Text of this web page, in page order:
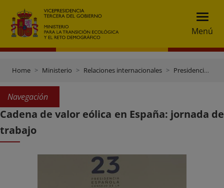
Menú
Home Ministerio Relaciones internacionales Presidencia española del Consejo de la UE (2º semestre 2023)
Navegación
Cadena de valor eólica en España: jornada de
trabajo